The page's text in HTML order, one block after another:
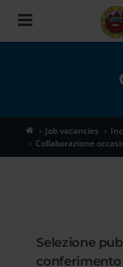
Toggle
navigation
Job vacancies
Collaborazione
Selezione
conferimento